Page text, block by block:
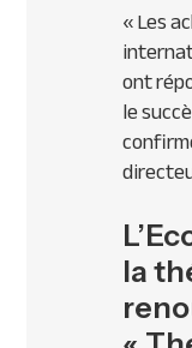
« Les
ont
le
la